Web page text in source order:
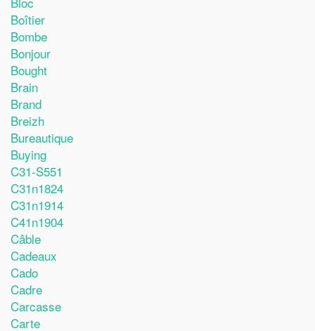
Boîtier
Bombe
Bonjour
Bought
Brain
Brand
Breizh
Bureautique
Buying
C31-S551
C31n1824
C31n1914
C41n1904
Câble
Cadeaux
Cado
Cadre
Carcasse
Carte